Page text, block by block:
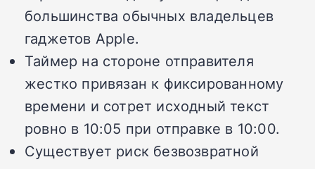
большинства обычных владельцев
гаджетов Apple.
Таймер на стороне отправителя
жестко привязан к фиксированному
времени и сотрет исходный текст
ровно в 10:05 при отправке в 10:00.
Существует риск безвозвратной